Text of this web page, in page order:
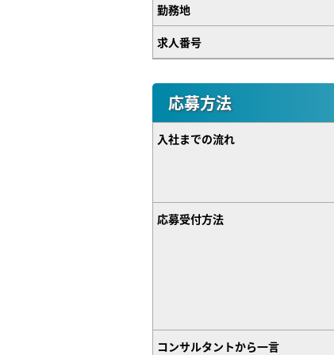
勤務地
求人番号
応募方法
入社までの流れ
応募受付方法
コンサルタントから一言